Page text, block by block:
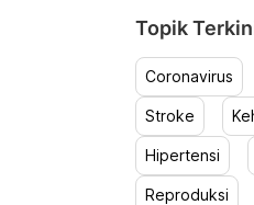
Topik
Coronavirus
Stroke
Hipertensi
Reproduksi